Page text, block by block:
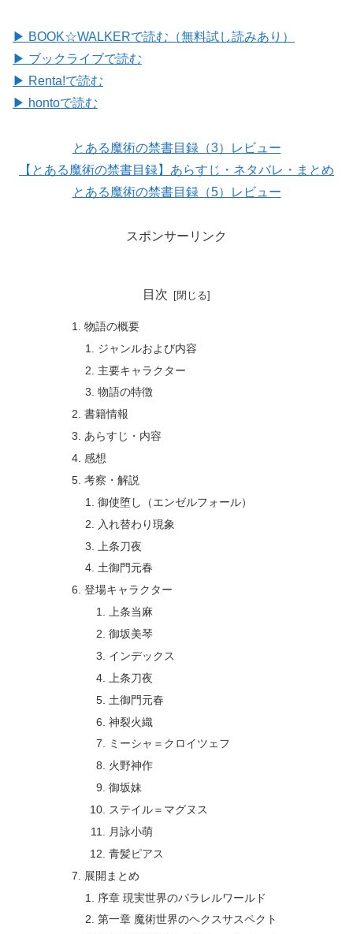
▶ BOOK☆WALKERで読む（無料試し読みあり）
▶ ブックライブで読む
▶ Renta!で読む
▶ hontoで読む
とある魔術の禁書目録（3）レビュー
【とある魔術の禁書目録】あらすじ・ネタバレ・まとめ
とある魔術の禁書目録（5）レビュー
スポンサーリンク
目次
物語の概要
ジャンルおよび内容
主要キャラクター
物語の特徴
書籍情報
あらすじ・内容
感想
考察・解説
御使堕し（エンゼルフォール）
入れ替わり現象
上条刀夜
土御門元春
登場キャラクター
上条当麻
御坂美琴
インデックス
上条刀夜
土御門元春
神裂火織
ミーシャ＝クロイツェフ
火野神作
御坂妹
ステイル＝マグヌス
月詠小萌
青髪ピアス
展開まとめ
序章 現実世界のパラレルワールド
第一章 魔術世界のヘクスサスペクト